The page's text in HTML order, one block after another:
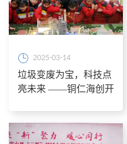
2025-03-14
垃圾变废为宝，科技点
亮未来 ——铜仁海创开